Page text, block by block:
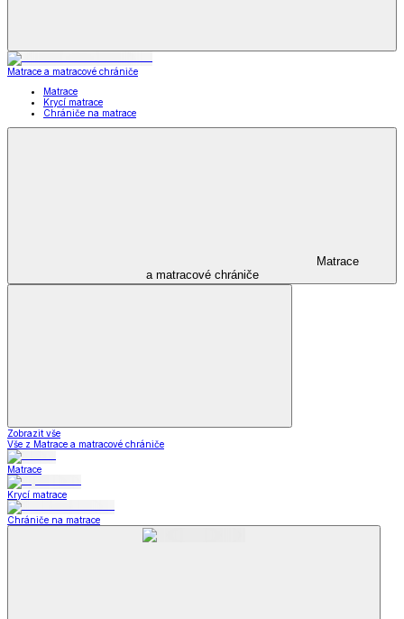
Matrace a matracové chrániče
Matrace
Krycí matrace
Chrániče na matrace
Matrace
a matracové chrániče
Zobrazit vše
Vše z Matrace a matracové chrániče
Matrace
Krycí matrace
Chrániče na matrace